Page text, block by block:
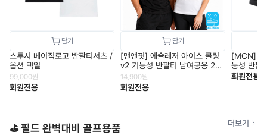
스투시 베이직로고 반팔티셔츠 /
옵션 택일
99,000원
회원전용
[맨앤핏] 에슬레저 아이스 쿨링
v2 기능성 반팔티 남여공용 2컬
러 택1
14,900원
회원전용
[MCN] 남
능성 반팔
회원전용
⛳ 필드 완벽대비 골프용품 더보기